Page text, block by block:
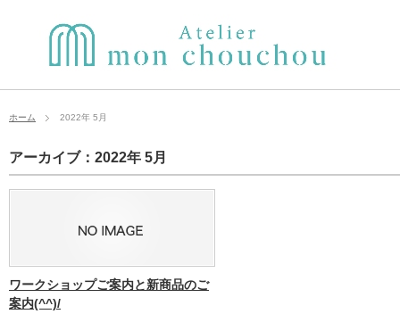
ホーム 2022年 5月
アーカイブ：2022年 5月
ワークショップご案内と新商品のご
案内(^^)/